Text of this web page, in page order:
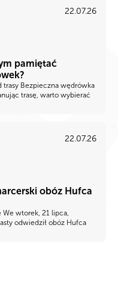
22.07.26
pamiętać
Bezpieczna wędrówka
trasę, warto wybierać
22.07.26
obóz Hufca
wtorek, 21 lipca,
odwiedził obóz Hufca